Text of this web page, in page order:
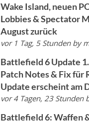
Wake Island, neuen
Lobbies & Spectator
August zurück
vor 1 Tag, 5 Stunden by
Battlefield 6 Update
Patch Notes & Fix für
Update erscheint am
vor 4 Tagen, 23 Stunden
Battlefield 6: Waffen